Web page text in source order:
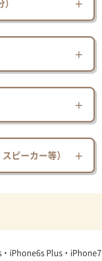
ピーカー等）
iPhone6s Plus・iPhone7